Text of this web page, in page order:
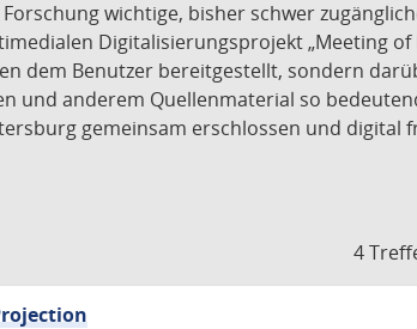
wichtige, bisher schwer
Digitalisierungsprojekt „Meeting
dem Benutzer bereitgestellt, sondern
und anderem Quellenmaterial so
gemeinsam erschlossen und digital
4